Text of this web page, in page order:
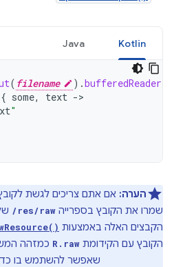
Kotlin
Java
( filename ).bufferedReader
{ some, text ->
"
הערה: אם אתם צריכים לגשת
שמרו את הקובץ בספרייה /res/raw
הקבצים האלה באמצעות
הקובץ עם הקידומת R.raw כמזהה
שאפשר להשתמש בו